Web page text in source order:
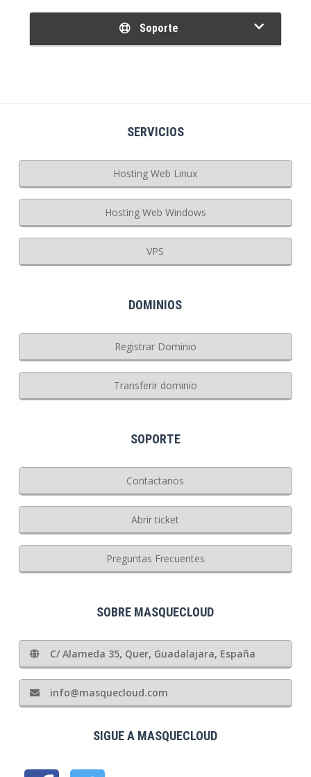
Soporte
SERVICIOS
Hosting Web Linux
Hosting Web Windows
VPS
DOMINIOS
Registrar Dominio
Transferir dominio
SOPORTE
Contactanos
Abrir ticket
Preguntas Frecuentes
SOBRE MASQUECLOUD
C/ Alameda 35, Quer, Guadalajara, España
info@masquecloud.com
SIGUE A MASQUECLOUD